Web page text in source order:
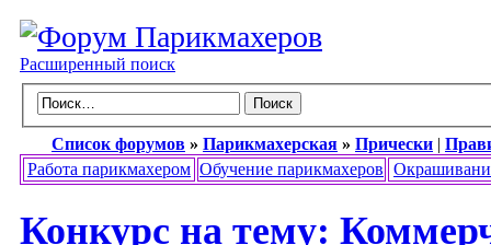
Расширенный поиск
Список форумов » Парикмахерская » Прически |
Работа парикмахером Обучение парикмахеров
Конкурс на тему: